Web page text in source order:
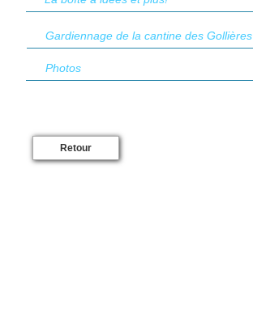
Retour
Gardiennage de la cantine des Gollières
Photos